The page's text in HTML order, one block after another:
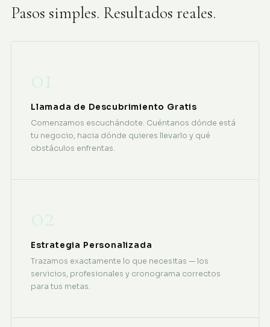
Pasos simples. Resultados reales.
01
Llamada de Descubrimiento Gratis
Comenzamos escuchándote. Cuéntanos dónde está
tu negocio, hacia dónde quieres llevarlo y qué
obstáculos enfrentas.
02
Estrategia Personalizada
Trazamos exactamente lo que necesitas — los
servicios, profesionales y cronograma correctos
para tus metas.